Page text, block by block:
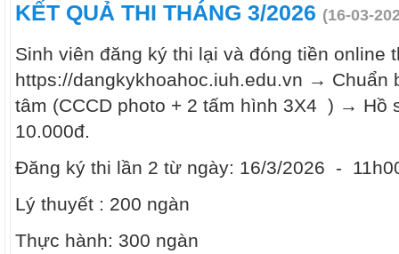
KẾT QUẢ THI THÁNG 3/2026 (16-03-
Sinh viên đăng ký thi lại và đóng tiền online
https://dangkykhoahoc.iuh.edu.vn → Chuẩn
tâm (CCCD photo + 2 tấm hình 3X4 ) → Hồ
10.000đ.
Đăng ký thi lần 2 từ ngày: 16/3/2026 -
Lý thuyết : 200 ngàn
Thực hành: 300 ngàn